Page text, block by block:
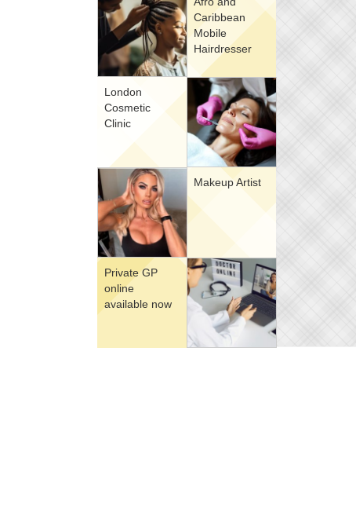
Caribbean
Mobile
Hairdresser
London
Cosmetic
Clinic
Makeup Artist
Private GP
online
available now